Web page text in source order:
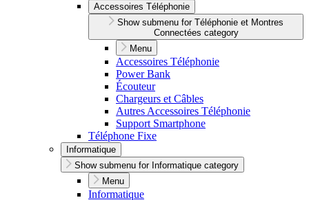
Accessoires Téléphonie
Show submenu for Téléphonie et Montres
Connectées category
Menu
Accessoires Téléphonie
Power Bank
Écouteur
Chargeurs et Câbles
Autres Accessoires Téléphonie
Support Smartphone
Téléphone Fixe
Informatique
Show submenu for Informatique category
Menu
Informatique